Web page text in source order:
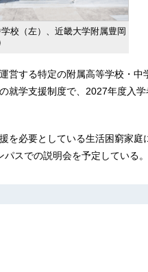
校（左）、近畿大学附属豊岡
営する特定の附属高等学校・中
就学支援制度で、2027年度入
を必要としている生活困窮家庭
スでの説明会を予定している。